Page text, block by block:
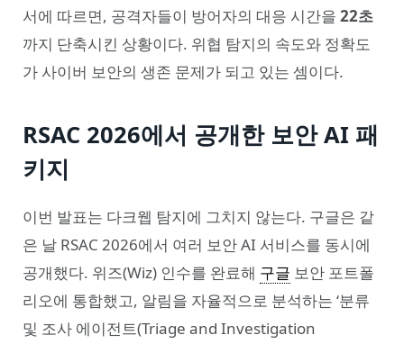
서에 따르면, 공격자들이 방어자의 대응 시간을 22초
까지 단축시킨 상황이다. 위협 탐지의 속도와 정확도
가 사이버 보안의 생존 문제가 되고 있는 셈이다.
RSAC 2026에서 공개한 보안 AI 패
키지
이번 발표는 다크웹 탐지에 그치지 않는다. 구글은 같
은 날 RSAC 2026에서 여러 보안 AI 서비스를 동시에
공개했다. 위즈(Wiz) 인수를 완료해 구글 보안 포트폴
리오에 통합했고, 알림을 자율적으로 분석하는 ‘분류
및 조사 에이전트(Triage and Investigation